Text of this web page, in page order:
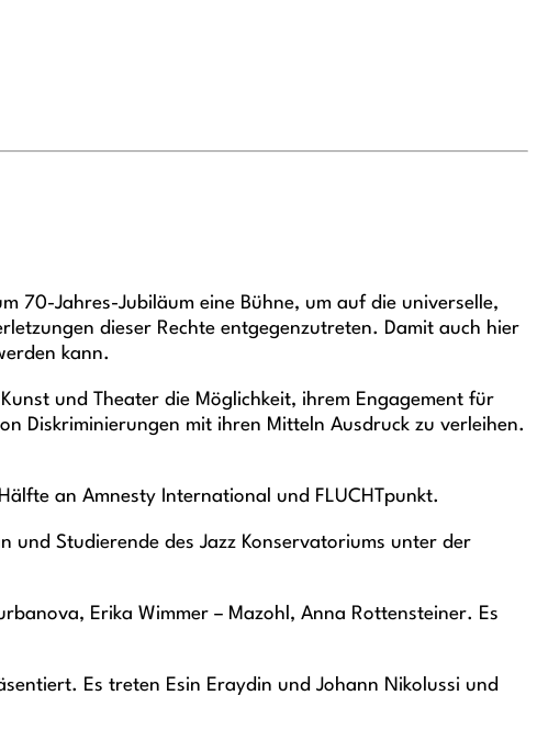
70-Jahres-Jubiläum eine Bühne, um auf die universelle,
dieser Rechte entgegenzutreten. Damit auch hier
kann.
und Theater die Möglichkeit, ihrem Engagement für
Diskriminierungen mit ihren Mitteln Ausdruck zu verleihen.
an Amnesty International und FLUCHTpunkt.
und Studierende des Jazz Konservatoriums unter der
Erika Wimmer – Mazohl, Anna Rottensteiner. Es
Es treten Esin Eraydin und Johann Nikolussi und